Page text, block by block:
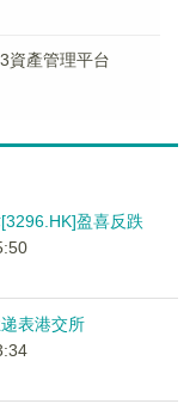
資產管理平台
盈喜反跌
表港交所